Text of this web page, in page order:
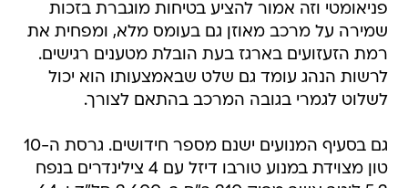
פניאומטי וזה אמור להציע בטיחות מוגברת בזכות
שמירה על מרכב מאוזן גם בעומס מלא, ומפחית את
רמת הזעזועים בארגז בעת הובלת מטענים רגישים.
לרשות הנהג עומד גם שלט שבאמצעותו הוא יכול
לשלוט לגמרי בגובה המרכב בהתאם לצורך.
גם בסעיף המנועים ישנם מספר חידושים. גרסת ה-10
טון מצוידת במנוע טורבו דיזל עם 4 צילינדרים בנפח